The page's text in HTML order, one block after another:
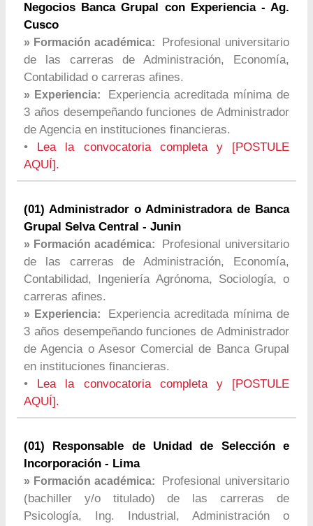
Negocios Banca Grupal con Experiencia - Ag.
Cusco
» Formación académica:
Profesional universitario
de las carreras de Administración, Economía,
Contabilidad o carreras afines.
» Experiencia:
Experiencia acreditada mínima de
3 años desempeñando funciones de Administrador
de Agencia en instituciones financieras.
•
Lea la convocatoria completa y [POSTULE
AQUÍ].
(01) Administrador o Administradora de Banca
Grupal Selva Central - Junin
» Formación académica:
Profesional universitario
de las carreras de Administración, Economía,
Contabilidad, Ingeniería Agrónoma, Sociología, o
carreras afines.
» Experiencia:
Experiencia acreditada mínima de
3 años desempeñando funciones de Administrador
de Agencia o Asesor Comercial de Banca Grupal
en instituciones financieras.
•
Lea la convocatoria completa y [POSTULE
AQUÍ].
(01) Responsable de Unidad de Selección e
Incorporación - Lima
» Formación académica:
Profesional universitario
(bachiller y/o titulado) de las carreras de
Psicología, Ing. Industrial, Administración o